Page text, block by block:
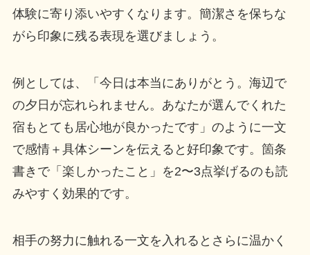
体験に寄り添いやすくなります。簡潔さを保ちな
がら印象に残る表現を選びましょう。
例としては、「今日は本当にありがとう。海辺で
の夕日が忘れられません。あなたが選んでくれた
宿もとても居心地が良かったです」のように一文
で感情＋具体シーンを伝えると好印象です。箇条
書きで「楽しかったこと」を2〜3点挙げるのも読
みやすく効果的です。
相手の努力に触れる一文を入れるとさらに温かく